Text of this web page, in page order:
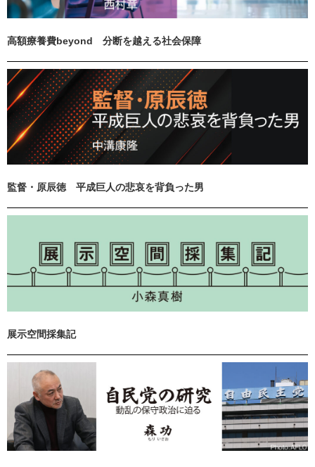
高額療養費beyond 分断を越える社会保障
監督・原辰徳 平成巨人の悲哀を背負った男
展示空間採集記